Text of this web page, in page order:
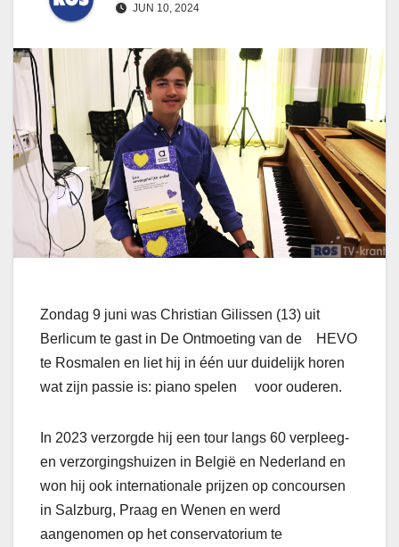
JUN 10, 2024
Zondag 9 juni was Christian Gilissen (13) uit
Berlicum te gast in De Ontmoeting van de HEVO
te Rosmalen en liet hij in één uur duidelijk horen
wat zijn passie is: piano spelen voor ouderen.
In 2023 verzorgde hij een tour langs 60 verpleeg-
en verzorgingshuizen in België en Nederland en
won hij ook internationale prijzen op concoursen
in Salzburg, Praag en Wenen en werd
aangenomen op het conservatorium te